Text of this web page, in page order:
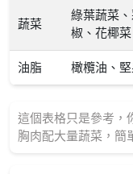
蔬菜
綠葉蔬菜
椒、花椰菜
油脂 橄欖油、堅
這個表格只是參考，
胸肉配大量蔬菜，簡